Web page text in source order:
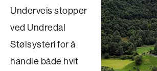
Underveis stopper
ved Undredal
Stølsysteri for å
handle både hvit